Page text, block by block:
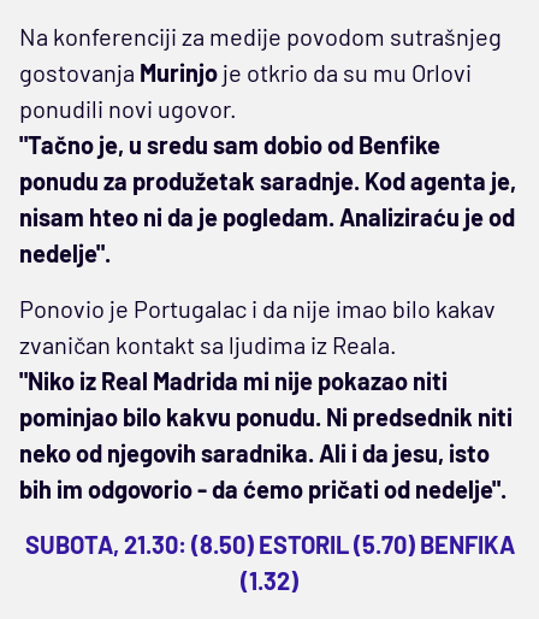
Na konferenciji za medije povodom sutrašnjeg
gostovanja Murinjo je otkrio da su mu Orlovi
ponudili novi ugovor.
"Tačno je, u sredu sam dobio od Benfike
ponudu za produžetak saradnje. Kod agenta je,
nisam hteo ni da je pogledam. Analiziraću je od
nedelje".
Ponovio je Portugalac i da nije imao bilo kakav
zvaničan kontakt sa ljudima iz Reala.
"Niko iz Real Madrida mi nije pokazao niti
pominjao bilo kakvu ponudu. Ni predsednik niti
neko od njegovih saradnika. Ali i da jesu, isto
bih im odgovorio - da ćemo pričati od nedelje".
SUBOTA, 21.30: (8.50) ESTORIL (5.70) BENFIKA
(1.32)